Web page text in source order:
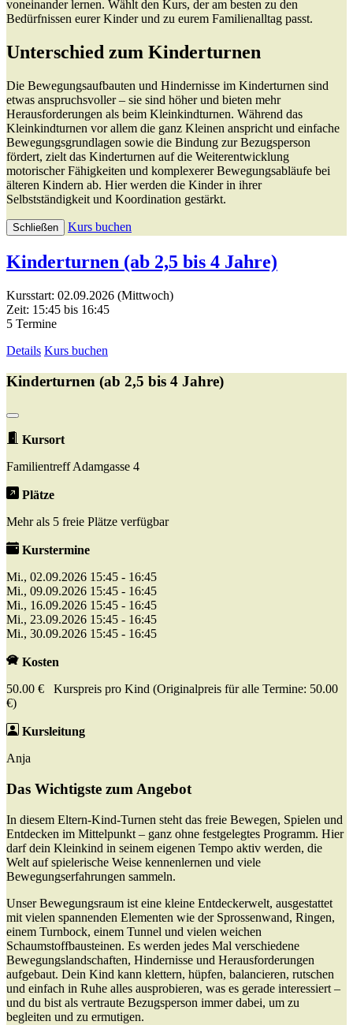
voneinander lernen. Wählt den Kurs, der am besten zu den
Bedürfnissen eurer Kinder und zu eurem Familienalltag passt.
Unterschied zum Kinderturnen
Die Bewegungsaufbauten und Hindernisse im Kinderturnen sind
etwas anspruchsvoller – sie sind höher und bieten mehr
Herausforderungen als beim Kleinkindturnen. Während das
Kleinkindturnen vor allem die ganz Kleinen anspricht und einfache
Bewegungsgrundlagen sowie die Bindung zur Bezugsperson
fördert, zielt das Kinderturnen auf die Weiterentwicklung
motorischer Fähigkeiten und komplexerer Bewegungsabläufe bei
älteren Kindern ab. Hier werden die Kinder in ihrer
Selbstständigkeit und Koordination gestärkt.
Schließen Kurs buchen
Kinderturnen (ab 2,5 bis 4 Jahre)
Kursstart: 02.09.2026 (Mittwoch)
Zeit: 15:45 bis 16:45
5 Termine
Details Kurs buchen
Kinderturnen (ab 2,5 bis 4 Jahre)
Kursort
Familientreff Adamgasse 4
Plätze
Mehr als 5 freie Plätze verfügbar
Kurstermine
Mi., 02.09.2026 15:45 - 16:45
Mi., 09.09.2026 15:45 - 16:45
Mi., 16.09.2026 15:45 - 16:45
Mi., 23.09.2026 15:45 - 16:45
Mi., 30.09.2026 15:45 - 16:45
Kosten
50.00 € Kurspreis pro Kind (Originalpreis für alle Termine: 50.00
€)
Kursleitung
Anja
Das Wichtigste zum Angebot
In diesem Eltern-Kind-Turnen steht das freie Bewegen, Spielen und
Entdecken im Mittelpunkt – ganz ohne festgelegtes Programm. Hier
darf dein Kleinkind in seinem eigenen Tempo aktiv werden, die
Welt auf spielerische Weise kennenlernen und viele
Bewegungserfahrungen sammeln.
Unser Bewegungsraum ist eine kleine Entdeckerwelt, ausgestattet
mit vielen spannenden Elementen wie der Sprossenwand, Ringen,
einem Turnbock, einem Tunnel und vielen weichen
Schaumstoffbausteinen. Es werden jedes Mal verschiedene
Bewegungslandschaften, Hindernisse und Herausforderungen
aufgebaut. Dein Kind kann klettern, hüpfen, balancieren, rutschen
und einfach in Ruhe alles ausprobieren, was es gerade interessiert –
und du bist als vertraute Bezugsperson immer dabei, um zu
begleiten und zu ermutigen.